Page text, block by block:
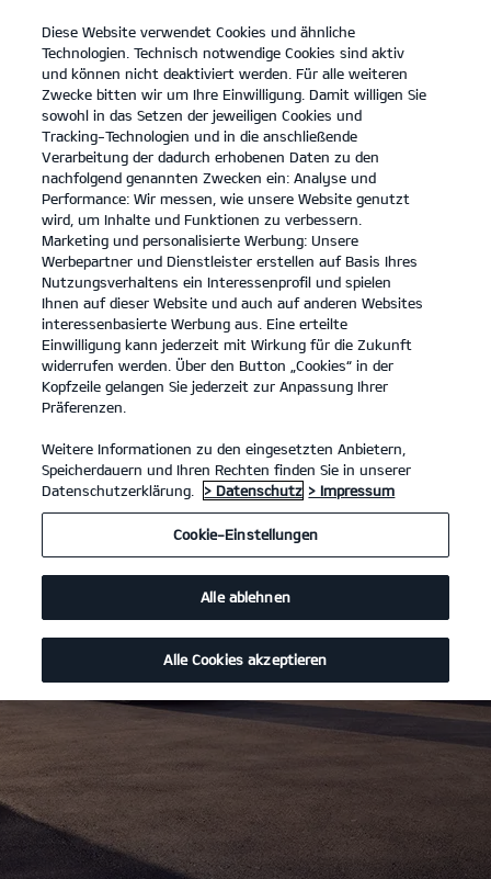
open
menu
KONTAKT
Der Picanto
Konfigurator
... ... DER PICANTO
Der Kia Picanto.
Bleibt einzigartig. Genau wie du.
Diese Website verwendet Cookies und ähnliche
Technologien. Technisch notwendige Cookies sind aktiv
und können nicht deaktiviert werden. Für alle weiteren
Zwecke bitten wir um Ihre Einwilligung. Damit willigen Sie
sowohl in das Setzen der jeweiligen Cookies und
Tracking-Technologien und in die anschließende
Verarbeitung der dadurch erhobenen Daten zu den
nachfolgend genannten Zwecken ein: Analyse und
Performance: Wir messen, wie unsere Website genutzt
wird, um Inhalte und Funktionen zu verbessern.
Marketing und personalisierte Werbung: Unsere
Werbepartner und Dienstleister erstellen auf Basis Ihres
Nutzungsverhaltens ein Interessenprofil und spielen
Ihnen auf dieser Website und auch auf anderen Websites
interessenbasierte Werbung aus. Eine erteilte
Einwilligung kann jederzeit mit Wirkung für die Zukunft
widerrufen werden. Über den Button „Cookies“ in der
Kopfzeile gelangen Sie jederzeit zur Anpassung Ihrer
Präferenzen.
Weitere Informationen zu den eingesetzten Anbietern,
Speicherdauern und Ihren Rechten finden Sie in unserer
Datenschutzerklärung.
> Datenschutz > Impressum
Cookie-Einstellungen
Alle ablehnen
Alle Cookies akzeptieren